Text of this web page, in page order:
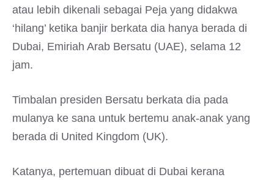
atau lebih dikenali sebagai Peja yang didakwa
‘hilang’ ketika banjir berkata dia hanya berada di
Dubai, Emiriah Arab Bersatu (UAE), selama 12
jam.
Timbalan presiden Bersatu berkata dia pada
mulanya ke sana untuk bertemu anak-anak yang
berada di United Kingdom (UK).
Katanya, pertemuan dibuat di Dubai kerana